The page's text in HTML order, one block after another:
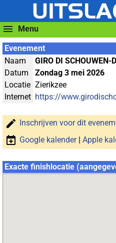
Menu
Evenement
Naam
GIRO DI SCHOUWEN-
Datum
Zondag 3 mei 2026
Locatie Zierikzee
Internet https://
Inschrijven voor dit
Google kalender| Apple
Exacte finishlocatie